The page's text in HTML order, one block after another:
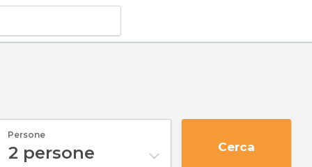
Persone
2 persone Cerca